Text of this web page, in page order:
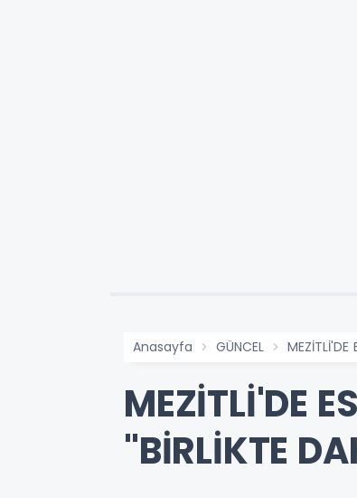
Anasayfa GÜNCEL MEZİTLİ'DE
MEZİTLİ'DE
"BİRLİKTE